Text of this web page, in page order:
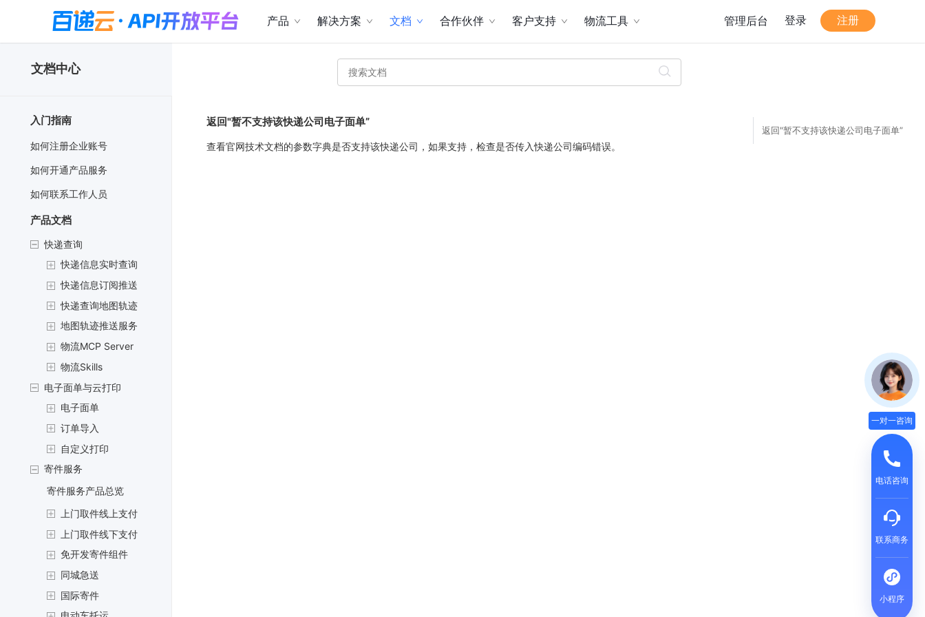
产品 解决方案 文档 合作伙伴 客户支持 物流工具 管理后台 登录 注册
文档中心
入门指南
如何注册企业账号
如何开通产品服务
如何联系工作人员
产品文档
快递查询
快递信息实时查询
快递信息订阅推送
快递查询地图轨迹
地图轨迹推送服务
物流MCP Server
物流Skills
电子面单与云打印
电子面单
订单导入
自定义打印
寄件服务
寄件服务产品总览
上门取件线上支付
上门取件线下支付
免开发寄件组件
同城急送
国际寄件
返回"暂不支持该快递公司电子面单”
查看官网技术文档的参数字典是否支持该快递公司，如果支持，检查是否传入快递公司编码错误。
返回"暂不支持该快递公司电子面单”
一对一咨询
电话咨询
联系商务
小程序